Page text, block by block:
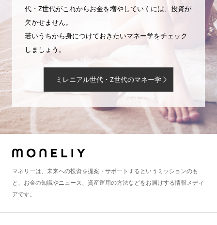
代・Z世代がこれからお金を増やしていくには、投資が
欠かせません。
若いうちから身につけておきたいマネー学をチェック
しましょう。
ミレニアル世代・Z世代のマネー学
マネリーは、未来への投資を提案・サポートするというミッションのも
と、お金の知識やニュース、資産運用の方法などをお届けする情報メディ
アです。